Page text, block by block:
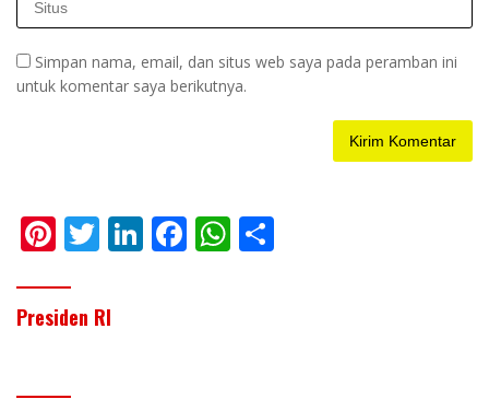
Simpan nama, email, dan situs web saya pada peramban ini
untuk komentar saya berikutnya.
Pi
er
e
T
itt
er
Li F W
Presiden RI